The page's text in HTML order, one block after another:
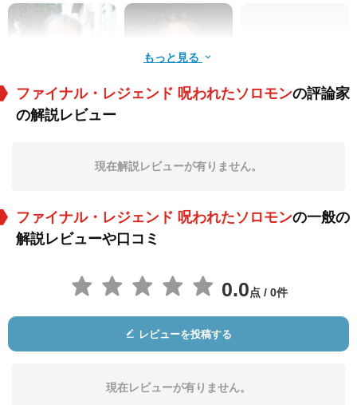
サッソン・ガーベイ
Sharon Raginiano Sami Huri
もっと見る
ファイナル・レジェンド 呪われたソロモンの評論家
の解説レビュー
現在解説レビューが有りません。
ファイナル・レジェンド 呪われたソロモンの一般の
解説レビューや口コミ
0.0点 / 0件
レビューを投稿する
現在レビューが有りません。